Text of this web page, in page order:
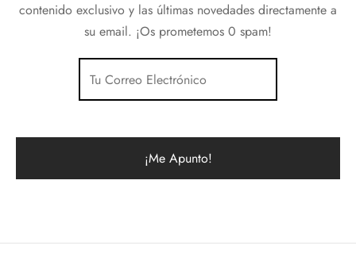
contenido exclusivo y las últimas novedades directamente a
su email. ¡Os prometemos 0 spam!